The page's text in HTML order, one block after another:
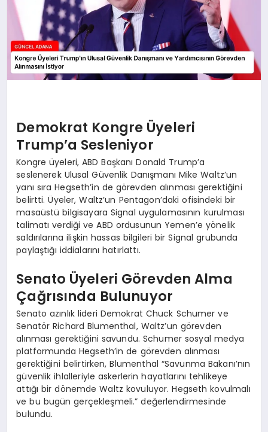
Demokrat Kongre Üyeleri
Trump’a Sesleniyor
Kongre üyeleri, ABD Başkanı Donald Trump’a
seslenerek Ulusal Güvenlik Danışmanı Mike Waltz’un
yanı sıra Hegseth’in de görevden alınması gerektiğini
belirtti. Üyeler, Waltz’un Pentagon’daki ofisindeki bir
masaüstü bilgisayara Signal uygulamasının kurulması
talimatı verdiği ve ABD ordusunun Yemen’e yönelik
saldırılarına ilişkin hassas bilgileri bir Signal grubunda
paylaştığı iddialarını hatırlattı.
Senato Üyeleri Görevden Alma
Çağrısında Bulunuyor
Senato azınlık lideri Demokrat Chuck Schumer ve
Senatör Richard Blumenthal, Waltz’un görevden
alınması gerektiğini savundu. Schumer sosyal medya
platformunda Hegseth’in de görevden alınması
gerektiğini belirtirken, Blumenthal “Savunma Bakanı’nın
güvenlik ihlalleriyle askerlerin hayatlarını tehlikeye
attığı bir dönemde Waltz kovuluyor. Hegseth kovulmalı
ve bu bugün gerçekleşmeli.” değerlendirmesinde
bulundu.